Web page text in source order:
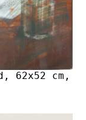
62x52 cm,